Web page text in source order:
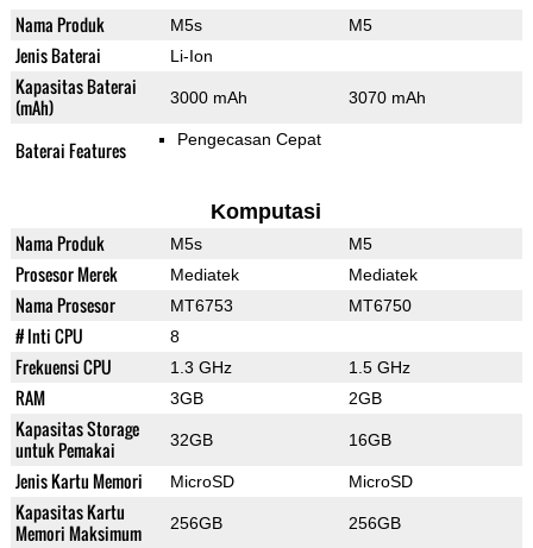
Nama Produk M5s M5
Jenis Baterai Li-Ion
Kapasitas Baterai
(mAh)
3000 mAh 3070 mAh
Baterai Features Pengecasan Cepat
Komputasi
Nama Produk M5s M5
Prosesor Merek Mediatek Mediatek
Nama Prosesor MT6753 MT6750
# Inti CPU 8
Frekuensi CPU 1.3 GHz 1.5 GHz
RAM 3GB 2GB
Kapasitas Storage
untuk Pemakai
32GB 16GB
Jenis Kartu Memori MicroSD MicroSD
Kapasitas Kartu
Memori Maksimum
256GB 256GB